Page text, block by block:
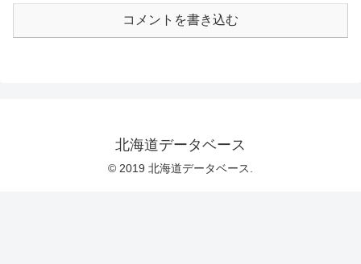
コメントを書き込む
北海道データベース
© 2019 北海道データベース.